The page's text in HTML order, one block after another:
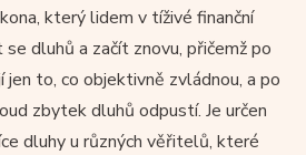
který lidem v tíživé finanční
dluhů a začít znovu, přičemž po
jen to, co objektivně zvládnou, a po
zbytek dluhů odpustí. Je určen
dluhy u různých věřitelů, které